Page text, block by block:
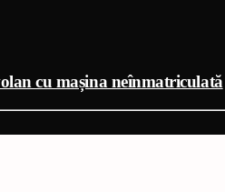
cu mașina neînmatriculată